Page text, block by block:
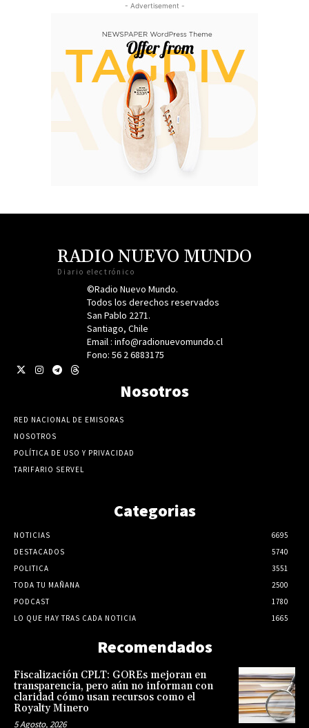
- Advertisement -
RADIO NUEVO MUNDO
Diario electrónico
©Radio Nuevo Mundo.
Todos los derechos reservados
San Pablo 2271.
Santiago, Chile
Email : info@radionuevomundo.cl
Fono: 56 2 6883175
Nosotros
RED NACIONAL DE EMISORAS
NOSOTROS
POLÍTICA DE USO Y PRIVACIDAD
TARIFARIO SERVEL
Categorias
NOTICIAS
6695
DESTACADOS
5740
POLITICA
3551
TODA TU MAÑANA
2500
PODCAST
1780
LO QUE HAY TRAS CADA NOTICIA
1665
Recomendados
Fiscalización CPLT: GOREs mejoran en
transparencia, pero aún no informan con
claridad cómo usan recursos como el
Royalty Minero
5 Agosto, 2026